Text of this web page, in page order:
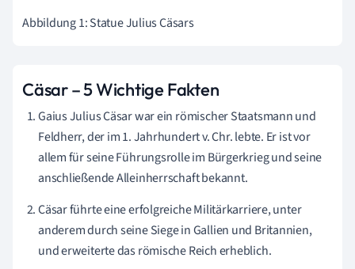
Abbildung 1: Statue Julius Cäsars
Cäsar – 5 Wichtige Fakten
Gaius Julius Cäsar war ein römischer Staatsmann und
Feldherr, der im 1. Jahrhundert v. Chr. lebte. Er ist vor
allem für seine Führungsrolle im Bürgerkrieg und seine
anschließende Alleinherrschaft bekannt.
Cäsar führte eine erfolgreiche Militärkarriere, unter
anderem durch seine Siege in Gallien und Britannien,
und erweiterte das römische Reich erheblich.